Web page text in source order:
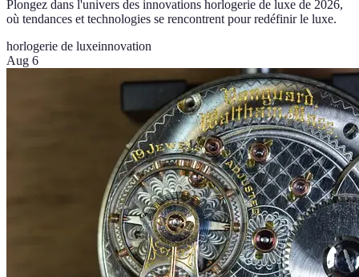
Plongez dans l'univers des innovations horlogerie de luxe de 2026,
où tendances et technologies se rencontrent pour redéfinir le luxe.
horlogerie de luxeinnovation
Aug 6